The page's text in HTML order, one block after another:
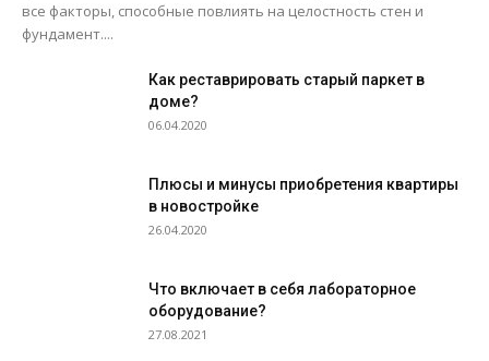
все факторы, способные повлиять на целостность стен и
фундамент....
Как реставрировать старый паркет в
доме?
06.04.2020
Плюсы и минусы приобретения квартиры
в новостройке
26.04.2020
Что включает в себя лабораторное
оборудование?
27.08.2021